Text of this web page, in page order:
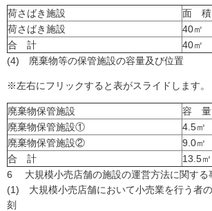
荷さばき施設
面 積
荷さばき施設
40㎡
合 計
40㎡
(4) 廃棄物等の保管施設の容量及び位置
※左右にフリックすると表がスライドします。
廃棄物保管施設
容 量
廃棄物保管施設①
4.5㎥
廃棄物保管施設②
9.0㎥
合 計
13.5㎥
6 大規模小売店舗の施設の運営方法に関する
(1) 大規模小売店舗において小売業を行う者
刻